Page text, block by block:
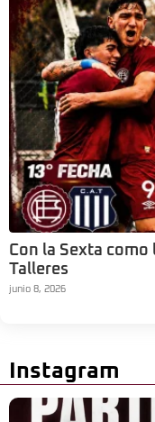
Con la Sexta
Talleres
junio 8, 2026
Instagram